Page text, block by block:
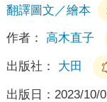
翻譯圖文／繪本
作者： 高木直子
出版社： 大田
出版日： 2023/10/